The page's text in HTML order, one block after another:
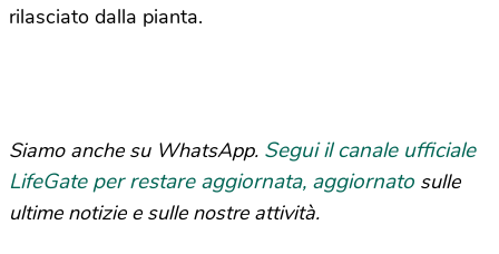
rilasciato dalla pianta.
Siamo anche su WhatsApp. Segui il canale ufficiale
LifeGate per restare aggiornata, aggiornato sulle
ultime notizie e sulle nostre attività.